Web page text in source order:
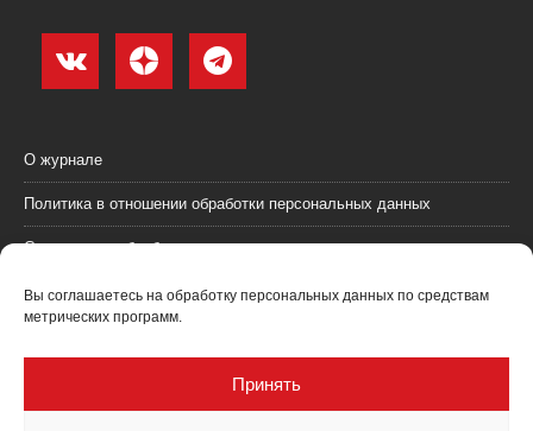
Вы соглашаетесь на обработку персональных данных по средствам
метрических программ.
Принять
О журнале
Политика в отношении обработки персональных данных
Согласие на обработку персональных данных
Пользовательское соглашение (оферта)